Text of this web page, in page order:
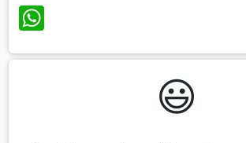
WhatsApp
😃️